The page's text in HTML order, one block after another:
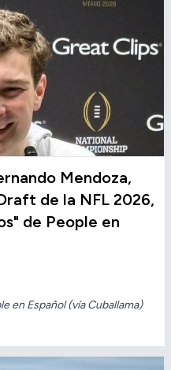
Mendoza,
de la NFL 2026,
de People en
en Español (vía Cuballama)